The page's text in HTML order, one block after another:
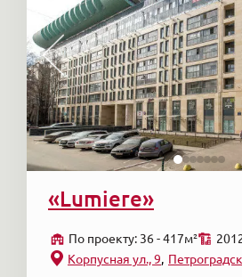
«Lumiere»
По проекту: 36 - 417м²
Корпусная ул., 9